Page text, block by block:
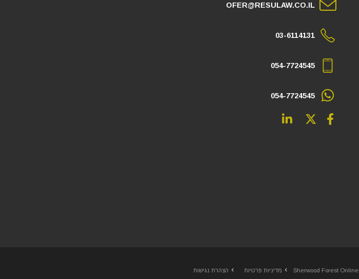
OFER@RESULAW.CO.IL
03-6114131
054-7724545
054-7724545
Sherwood Forest Online מדיניות פרטיות הצהרת נגישות